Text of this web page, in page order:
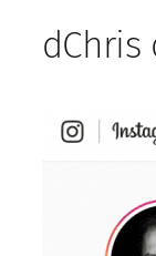
dChris